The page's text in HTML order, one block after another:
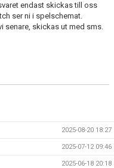
endast skickas till oss
ser ni i spelschemat.
senare, skickas ut med sms.
2025-08-20 18:27
2025-07-12 09:46
2025-06-18 20:18